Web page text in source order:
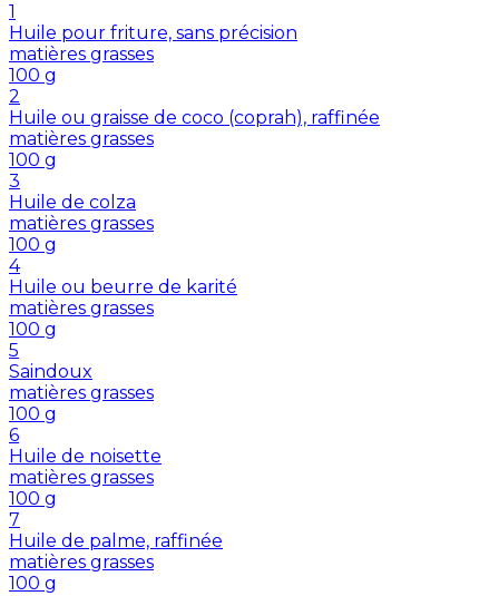
1
Huile pour friture, sans précision
matières grasses
100 g
2
Huile ou graisse de coco (coprah), raffinée
matières grasses
100 g
3
Huile de colza
matières grasses
100 g
4
Huile ou beurre de karité
matières grasses
100 g
5
Saindoux
matières grasses
100 g
6
Huile de noisette
matières grasses
100 g
7
Huile de palme, raffinée
matières grasses
100 g